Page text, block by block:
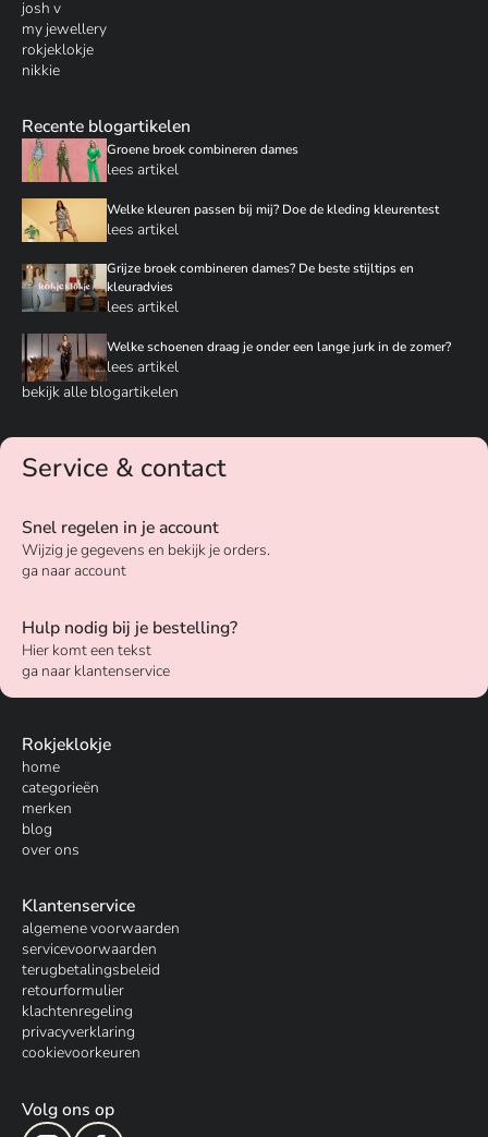
josh v
my jewellery
rokjeklokje
nikkie
Recente blogartikelen
Groene broek combineren dames
lees artikel
Welke kleuren passen bij mij? Doe de kleding kleurentest
lees artikel
Grijze broek combineren dames? De beste stijltips en
kleuradvies
lees artikel
Welke schoenen draag je onder een lange jurk in de zomer?
lees artikel
bekijk alle blogartikelen
Service & contact
Snel regelen in je account
Wijzig je gegevens en bekijk je orders.
ga naar account
Hulp nodig bij je bestelling?
Hier komt een tekst
ga naar klantenservice
Rokjeklokje
home
categorieën
merken
blog
over ons
Klantenservice
algemene voorwaarden
servicevoorwaarden
terugbetalingsbeleid
retourformulier
klachtenregeling
privacyverklaring
cookievoorkeuren
Volg ons op